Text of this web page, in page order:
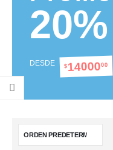
DESDE $1400000